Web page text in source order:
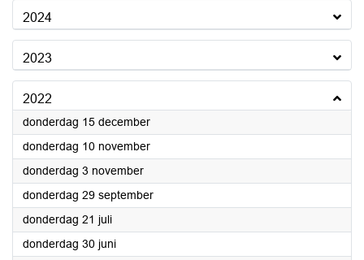
2024
2023
2022
donderdag 15 december2022
donderdag 10 november2022
donderdag 3 november2022
donderdag 29 september2022
donderdag 21 juli2022
donderdag 30 juni2022